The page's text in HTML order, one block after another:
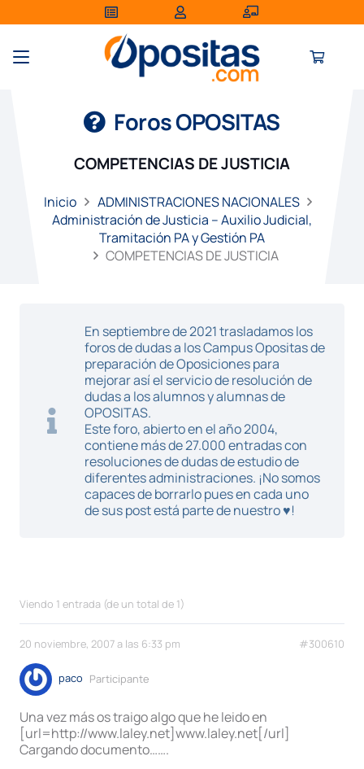
Foros OPOSITAS
COMPETENCIAS DE JUSTICIA
Inicio
ADMINISTRACIONES NACIONALES
Administración de Justicia – Auxilio Judicial,
Tramitación PA y Gestión PA
COMPETENCIAS DE JUSTICIA
En septiembre de 2021 trasladamos los
foros de dudas a los Campus Opositas de
preparación de Oposiciones para
mejorar así el servicio de resolución de
dudas a los alumnos y alumnas de
OPOSITAS.
Este foro, abierto en el año 2004,
contiene más de 27.000 entradas con
resoluciones de dudas de estudio de
diferentes administraciones. ¡No somos
capaces de borrarlo pues en cada uno
de sus post está parte de nuestro ♥!
Viendo 1 entrada (de un total de 1)
20 noviembre, 2007 a las 6:33 pm #300610
paco Participante
Una vez más os traigo algo que he leido en
[url=http://www.laley.net]www.laley.net[/url]
Cargando documento…….